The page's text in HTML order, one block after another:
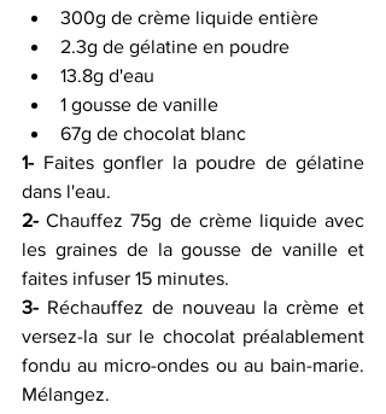
300g de crème liquide entière
2.3g de gélatine en poudre
13.8g d'eau
1 gousse de vanille
67g de chocolat blanc
1- Faites gonfler la poudre de gélatine
dans l'eau.
2- Chauffez 75g de crème liquide avec
les graines de la gousse de vanille et
faites infuser 15 minutes.
3- Réchauffez de nouveau la crème et
versez-la sur le chocolat préalablement
fondu au micro-ondes ou au bain-marie.
Mélangez.